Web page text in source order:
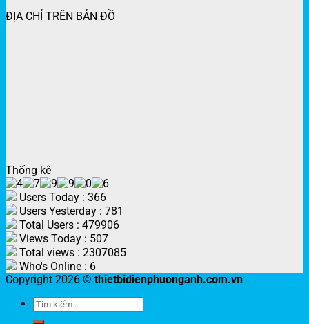
ĐỊA CHỈ TRÊN BẢN ĐỒ
Thống kê
Users Today : 366
Users Yesterday : 781
Total Users : 479906
Views Today : 507
Total views : 2307085
Who's Online : 6
Copyright 2026 © thietbidienphuonganh.com.vn